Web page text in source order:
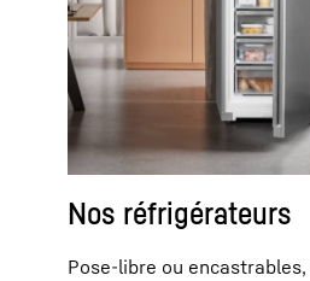
Nos réfrigérateurs
Pose-libre ou